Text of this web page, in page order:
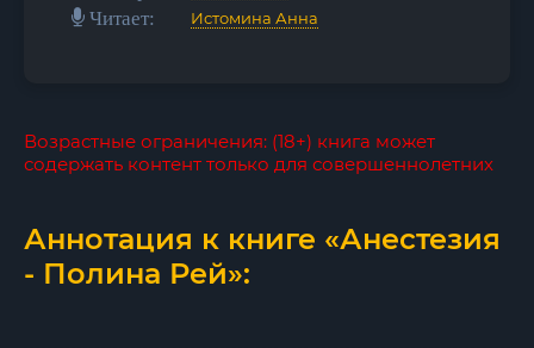
Читает: Истомина Анна
Возрастные ограничения: (18+) книга может
содержать контент только для совершеннолетних
Аннотация к книге «Анестезия
- Полина Рей»: